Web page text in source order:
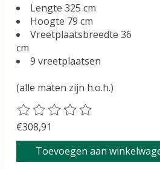
Lengte 325 cm
Hoogte 79 cm
Vreetplaatsbreedte 36
cm
9 vreetplaatsen
(alle maten zijn h.o.h.)
De beoordeling van dit
€308,91
Toevoegen aan